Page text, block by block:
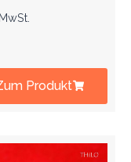
Produkt